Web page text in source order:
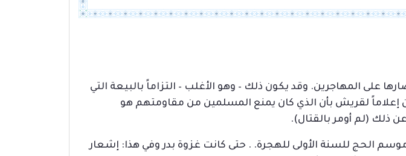
على المهاجرين. وقد يكون ذلك – وهو الأغلب – التزاماً بالبيعة التي
إعلاماً لقريش بأن الذي كان يمنع المسلمين من مقاومتهم هو
ذلك (لم أومر بالقتال).
موسم الحج للسنة الأولى للهجرة. . حتى كانت غزوة بدر وفي هذا: إشعار